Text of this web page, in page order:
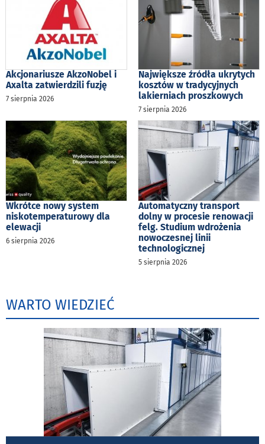
Akcjonariusze AkzoNobel i
Axalta zatwierdzili fuzję
7 sierpnia 2026
Największe źródła ukrytych
kosztów w tradycyjnych
lakierniach proszkowych
7 sierpnia 2026
Wkrótce nowy system
niskotemperaturowy dla
elewacji
6 sierpnia 2026
Automatyczny transport
dolny w procesie renowacji
felg. Studium wdrożenia
nowoczesnej linii
technologicznej
5 sierpnia 2026
WARTO WIEDZIEĆ